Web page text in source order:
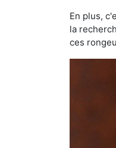
En plus,
la
ces